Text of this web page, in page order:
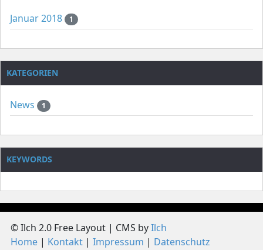
Januar 2018 1
KATEGORIEN
News 1
KEYWORDS
© Ilch 2.0 Free Layout | CMS byIlch
Home
Kontakt Impressum Datenschutz